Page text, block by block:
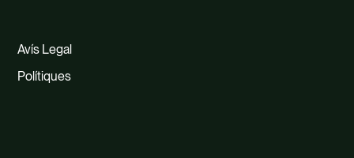
Avís Legal
Polítiques